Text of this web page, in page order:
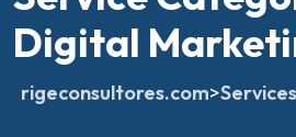
Digital
rigeconsultores.com>Services